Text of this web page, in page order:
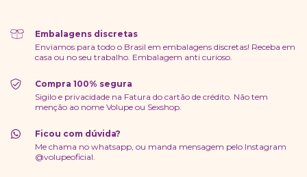
Embalagens discretas
Enviamos para todo o Brasil em embalagens discretas! Receba em
casa ou no seu trabalho. Embalagem anti curioso.
Compra 100% segura
Sigilo e privacidade na Fatura do cartão de crédito. Não tem
menção ao nome Volupe ou Sexshop.
Ficou com dúvida?
Me chama no whatsapp, ou manda mensagem pelo Instagram
@volupeoficial.